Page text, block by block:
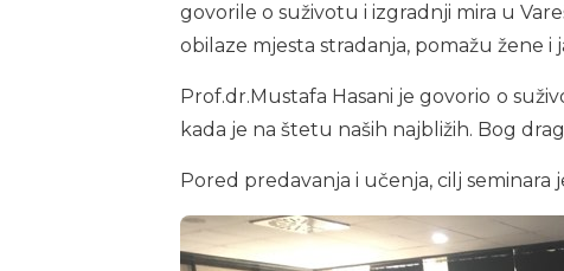
govorile o suživotu i izgradnji mira u
obilaze mjesta stradanja, pomažu žene
Prof.dr.Mustafa Hasani je govorio o
kada je na štetu naših najbližih. Bog
Pored predavanja i učenja, cilj